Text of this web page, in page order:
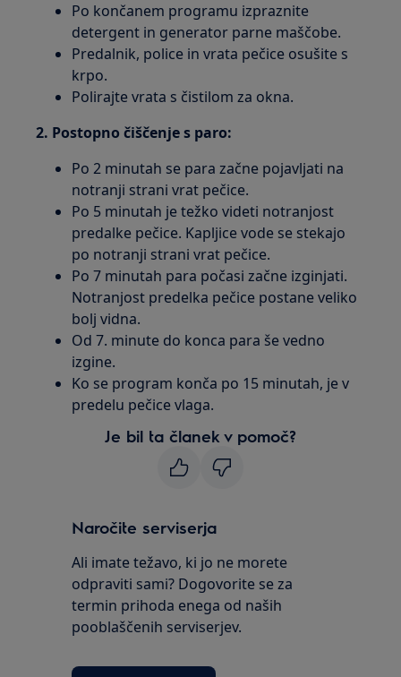
Po končanem programu izpraznite
detergent in generator parne maščobe.
Predalnik, police in vrata pečice osušite s
krpo.
Polirajte vrata s čistilom za okna.
2. Postopno čiščenje s paro:
Po 2 minutah se para začne pojavljati na
notranji strani vrat pečice.
Po 5 minutah je težko videti notranjost
predalke pečice. Kapljice vode se stekajo
po notranji strani vrat pečice.
Po 7 minutah para počasi začne izginjati.
Notranjost predelka pečice postane veliko
bolj vidna.
Od 7. minute do konca para še vedno
izgine.
Ko se program konča po 15 minutah, je v
predelu pečice vlaga.
Je bil ta članek v pomoč?
Naročite serviserja
Ali imate težavo, ki jo ne morete
odpraviti sami? Dogovorite se za
termin prihoda enega od naših
pooblaščenih serviserjev.